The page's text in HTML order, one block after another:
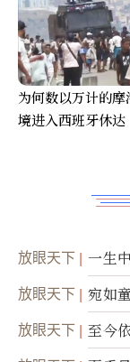
放眼天下 一生
放眼天下 宛如
放眼天下 至今
为何数以万计的
境进入西班牙休达